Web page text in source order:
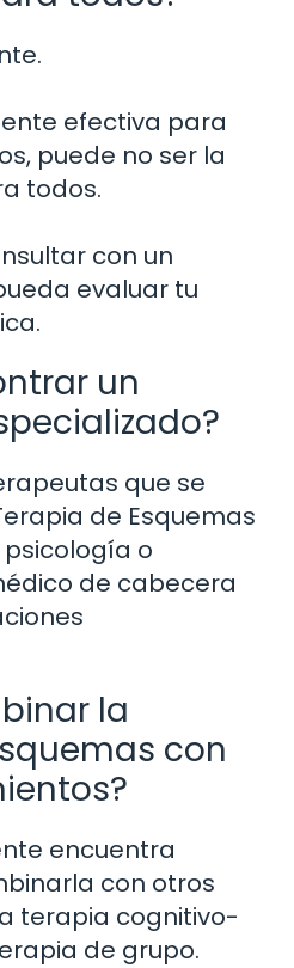
efectiva para
puede no ser la
todos.
con un
evaluar tu
un
que se
de Esquemas
o
de cabecera
la
con
encuentra
con otros
terapia cognitivo-
de grupo.